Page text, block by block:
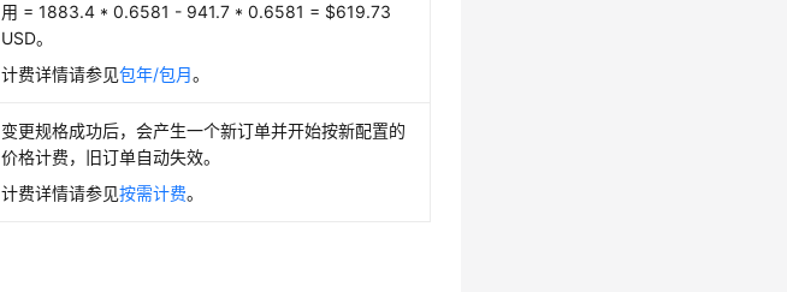
用 = 1883.4 * 0.6581 - 941.7 * 0.6581 = $619.73
USD。
计费详情请参见包年/包月。
变更规格成功后，会产生一个新订单并开始按新配置的
价格计费，旧订单自动失效。
计费详情请参见按需计费。